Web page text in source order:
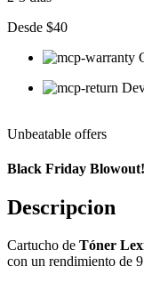
Desde $40
Unbeatable offers
Black Friday Blowout!
Descripcion
Cartucho de Tóner
con un rendimiento de